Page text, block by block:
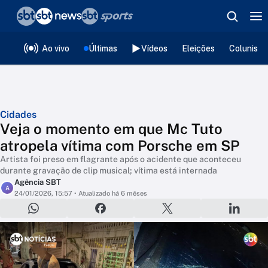
Ao vivo Últimas Vídeos Eleições
Cidades
Veja o momento em que Mc Tuto
atropela vítima com Porsche em SP
Artista foi preso em flagrante após o acidente que aconteceu
durante gravação de clip musical; vítima está internada
A
Agência SBT
24/01/2026, 15:57 • Atualizado há 6 mêses
❮voltar
Editorias